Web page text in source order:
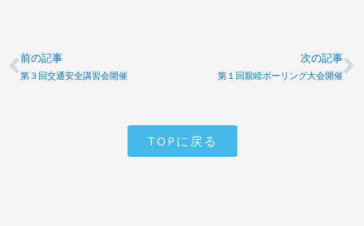
Prev
前の記事
第３回交通安全講習会開催
次の記事
第１回親睦ボーリング大会開催
TOPに戻る